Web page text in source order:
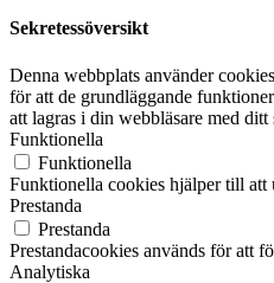
Sekretessöversikt
Denna webbplats använder
för att de grundläggande
att lagras i din webbläsare med
Funktionella
Funktionella
Funktionella cookies hjälper till att
Prestanda
Prestanda
Prestandacookies används för att
Analytiska